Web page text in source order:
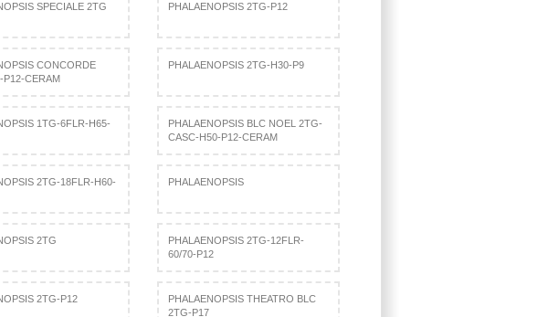
SPECIALE 2TG PHALAENOPSIS 2TG-P12
CONCORDE
P12-CERAM
PHALAENOPSIS 2TG-H30-P9
1TG-6FLR-H65-
PHALAENOPSIS BLC NOEL 2TG-
CASC-H50-P12-CERAM
2TG-18FLR-H60-
PHALAENOPSIS
2TG
PHALAENOPSIS 2TG-12FLR-
60/70-P12
2TG-P12
PHALAENOPSIS THEATRO BLC
2TG-P17